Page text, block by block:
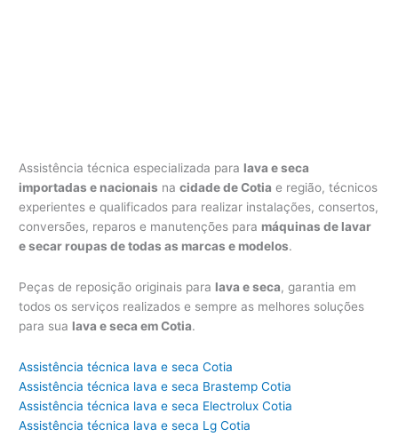
Assistência técnica especializada para lava e seca
importadas e nacionais nacidade de Cotia e região, técnicos
experientes e qualificados para realizar instalações, consertos,
conversões, reparos e manutenções para máquinas de lavar
e secar roupas de todas as marcas e modelos.
Peças de reposição originais para lava e seca, garantia em
todos os serviços realizados e sempre as melhores soluções
para sua lava e seca em Cotia.
Assistência técnica lava e seca Cotia
Assistência técnica lava e seca Brastemp Cotia
Assistência técnica lava e seca Electrolux Cotia
Assistência técnica lava e seca Lg Cotia